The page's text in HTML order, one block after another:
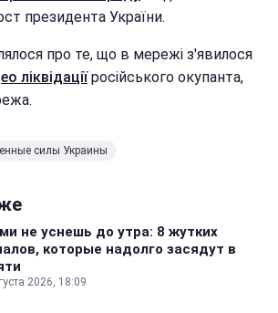
президента України.
про те, що в мережі з'явилося
ліквідаціїросійського окупанта,
силы Украины
не уснешь до утра: 8 жутких
которые надолго засядут в
2026, 18:09